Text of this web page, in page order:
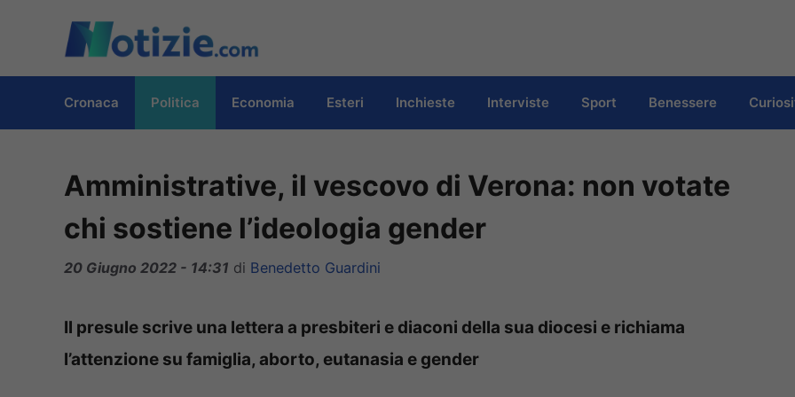
contenuto
Cronaca Politica Economia Esteri Inchieste Interviste Sport Benessere
Amministrative, il vescovo di Verona: non votate
chi sostiene l’ideologia gender
20 Giugno 2022 - 14:31 di Benedetto Guardini
Il presule scrive una lettera a presbiteri e diaconi della sua diocesi e richiama
l’attenzione su famiglia, aborto, eutanasia e gender